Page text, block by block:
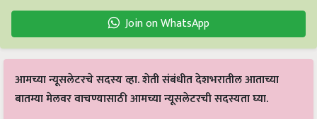
Join on WhatsApp
आमच्या न्यूसलेटरचे सदस्य व्हा. शेती संबंधीत देशभरातील आताच्या
बातम्या मेलवर वाचण्यासाठी आमच्या न्यूसलेटरची सदस्यता घ्या.